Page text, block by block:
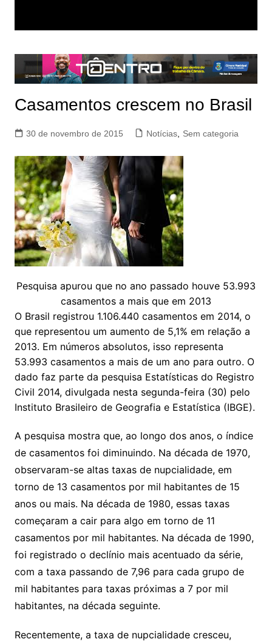
Casamentos crescem no Brasil
30 de novembro de 2015 Notícias, Sem categoria
Pesquisa apurou que no ano passado houve 53.993
casamentos a mais que em 2013
O Brasil registrou 1.106.440 casamentos em 2014, o
que representou um aumento de 5,1% em relação a
2013. Em números absolutos, isso representa
53.993 casamentos a mais de um ano para outro. O
dado faz parte da pesquisa Estatísticas do Registro
Civil 2014, divulgada nesta segunda-feira (30) pelo
Instituto Brasileiro de Geografia e Estatística (IBGE).
A pesquisa mostra que, ao longo dos anos, o índice
de casamentos foi diminuindo. Na década de 1970,
observaram-se altas taxas de nupcialidade, em
torno de 13 casamentos por mil habitantes de 15
anos ou mais. Na década de 1980, essas taxas
começaram a cair para algo em torno de 11
casamentos por mil habitantes. Na década de 1990,
foi registrado o declínio mais acentuado da série,
com a taxa passando de 7,96 para cada grupo de
mil habitantes para taxas próximas a 7 por mil
habitantes, na década seguinte.
Recentemente, a taxa de nupcialidade cresceu,